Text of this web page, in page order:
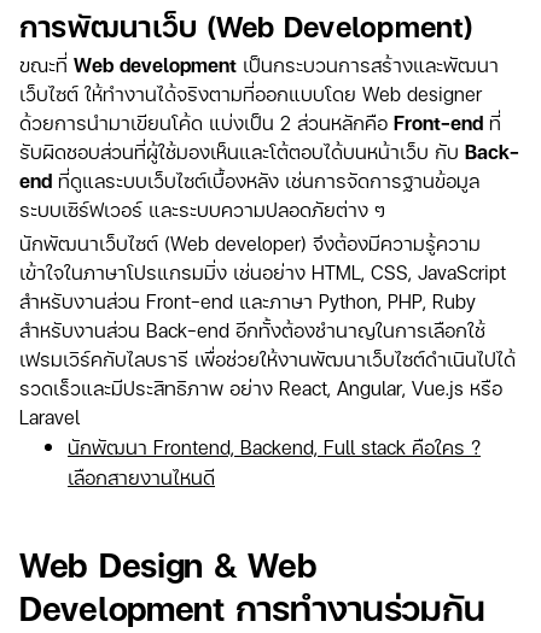
การพัฒนาเว็บ (Web Development)
ขณะที่ Web development เป็นกระบวนการสร้างและพัฒนา
เว็บไซต์ ให้ทำงานได้จริงตามที่ออกแบบโดย Web designer
ด้วยการนำมาเขียนโค้ด แบ่งเป็น 2 ส่วนหลักคือ Front-end ที่
รับผิดชอบส่วนที่ผู้ใช้มองเห็นและโต้ตอบได้บนหน้าเว็บ กับ Back-
end ที่ดูแลระบบเว็บไซต์เบื้องหลัง เช่นการจัดการฐานข้อมูล
ระบบเซิร์ฟเวอร์ และระบบความปลอดภัยต่าง ๆ
นักพัฒนาเว็บไซต์ (Web developer) จึงต้องมีความรู้ความ
เข้าใจในภาษาโปรแกรมมิ่ง เช่นอย่าง HTML, CSS, JavaScript
สำหรับงานส่วน Front-end และภาษา Python, PHP, Ruby
สำหรับงานส่วน Back-end อีกทั้งต้องชำนาญในการเลือกใช้
เฟรมเวิร์คกับไลบรารี เพื่อช่วยให้งานพัฒนาเว็บไซต์ดำเนินไปได้
รวดเร็วและมีประสิทธิภาพ อย่าง React, Angular, Vue.js หรือ
Laravel
นักพัฒนา Frontend, Backend, Full stack คือใคร ?
เลือกสายงานไหนดี
Web Design & Web
Development การทำงานร่วมกัน